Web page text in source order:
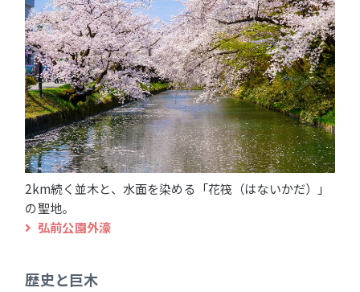
2km続く並木と、水面を染める「花筏（はないかだ）」
の聖地。
弘前公園外濠
歴史と巨木